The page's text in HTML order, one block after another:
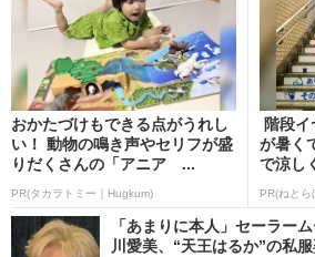
おかたづけもできる点がうれし
い！ 動物の鳴き声やセリフが盛
りだくさんの「アニア ...
PR(タカラトミー｜Hugkum)
階段
が暑く
で涼し
PR(ねとら
「あまりに本人」セーラー
川愛美、“天王はるか”の私